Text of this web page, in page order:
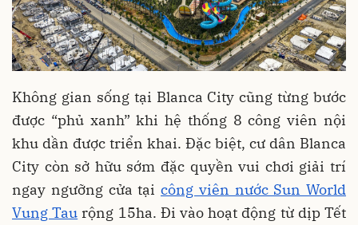
Không gian sống tại Blanca City cũng từng bước
được “phủ xanh” khi hệ thống 8 công viên nội
khu dần được triển khai. Đặc biệt, cư dân Blanca
City còn sở hữu sớm đặc quyền vui chơi giải trí
ngay ngưỡng cửa tại công viên nước Sun World
Vung Tau rộng 15ha. Đi vào hoạt động từ dịp Tết